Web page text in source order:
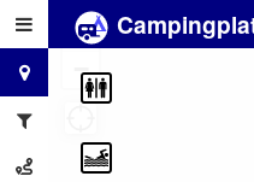
+
−